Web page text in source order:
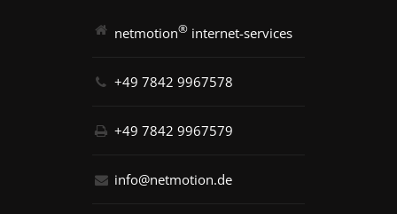
netmotion® internet-services
+49 7842 9967578
+49 7842 9967579
info@netmotion.de